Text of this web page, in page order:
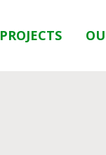
PROJECTS